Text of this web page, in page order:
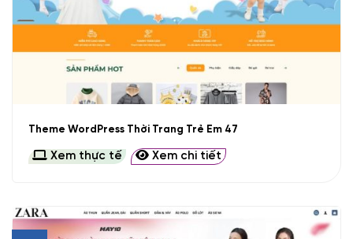
Theme WordPress Thời Trang Trẻ Em 47
Xem thực tế Xem chi tiết